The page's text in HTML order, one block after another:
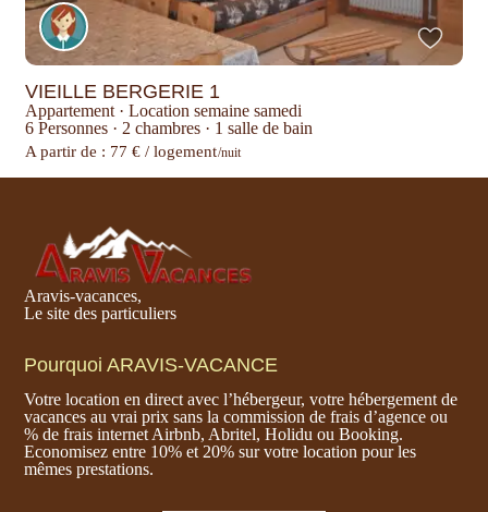
VIEILLE BERGERIE 1
Appartement · Location semaine samedi
6 Personnes · 2 chambres · 1 salle de bain
A partir de : 77 € / logement/nuit
Aravis-vacances,
Le site des particuliers
Pourquoi ARAVIS-VACANCE
Votre location en direct avec l’hébergeur, votre hébergement de
vacances au vrai prix sans la commission de frais d’agence ou
% de frais internet Airbnb, Abritel, Holidu ou Booking.
Economisez entre 10% et 20% sur votre location pour les
mêmes prestations.